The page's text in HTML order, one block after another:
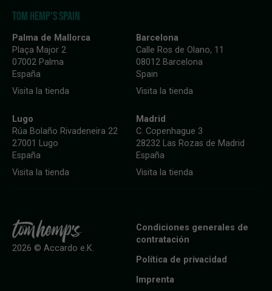
TOM HEMP'S SPAIN
Palma de Mallorca
Plaça Major 2
07002 Palma
España
Visita la tienda
Barcelona
Calle Ros de Olano, 11
08012 Barcelona
Spain
Visita la tienda
Lugo
Rúa Bolaño Rivadeneira 22
27001 Lugo
España
Visita la tienda
Madrid
C. Copenhague 3
28232 Las Rozas de Madrid
España
Visita la tienda
Condiciones generales de
contratación
Política de privacidad
Imprenta
2026 © Accardo e.K.